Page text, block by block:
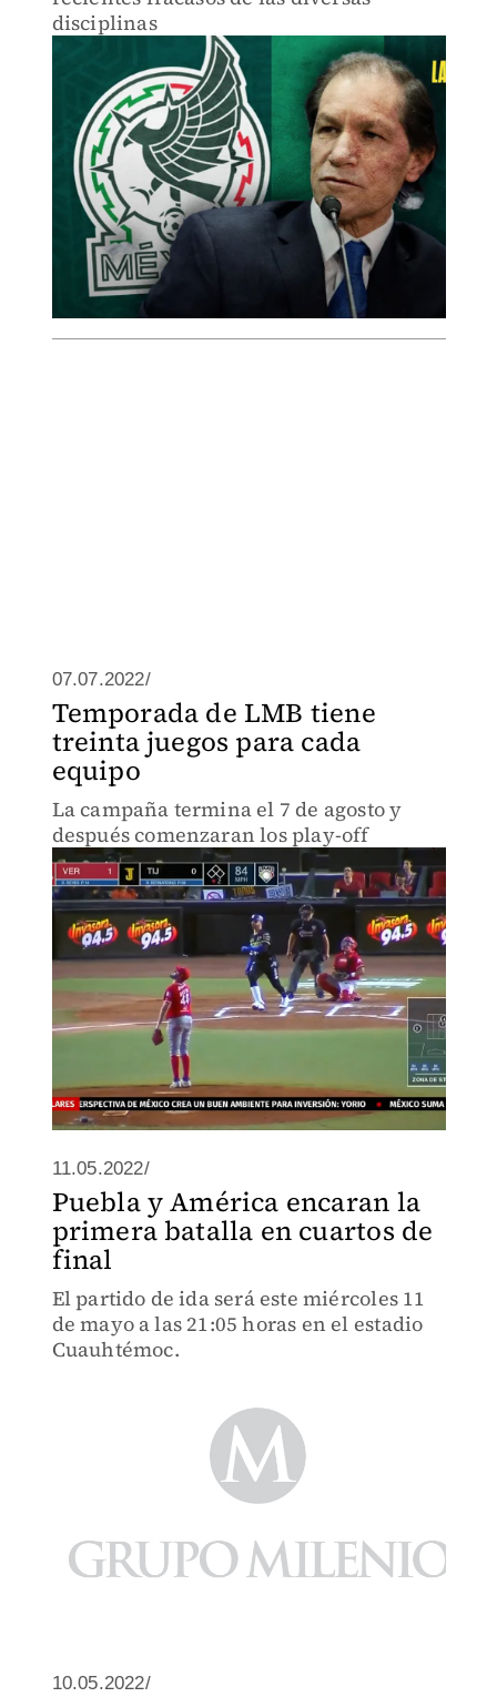
disciplinas
07.07.2022/
Temporada de LMB tiene
treinta juegos para cada
equipo
La campaña termina el 7 de agosto y
después comenzaran los play-off
11.05.2022/
Puebla y América encaran la
primera batalla en cuartos de
final
El partido de ida será este miércoles 11
de mayo a las 21:05 horas en el estadio
Cuauhtémoc.
10.05.2022/